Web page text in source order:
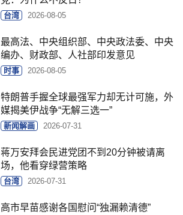
台湾 2026-08-05
最高法、中央组织部、中央政法委、中央
编办、财政部、人社部印发意见
时事 2026-08-05
特朗普手握全球最强军力却无计可施，外
媒揭美伊战争“无解三选一”
新闻解画 2026-07-31
蒋万安拜会民进党团不到20分钟被请离
场，他看穿绿营策略
台湾 2026-07-31
高市早苗感谢各国慰问“独漏赖清德”